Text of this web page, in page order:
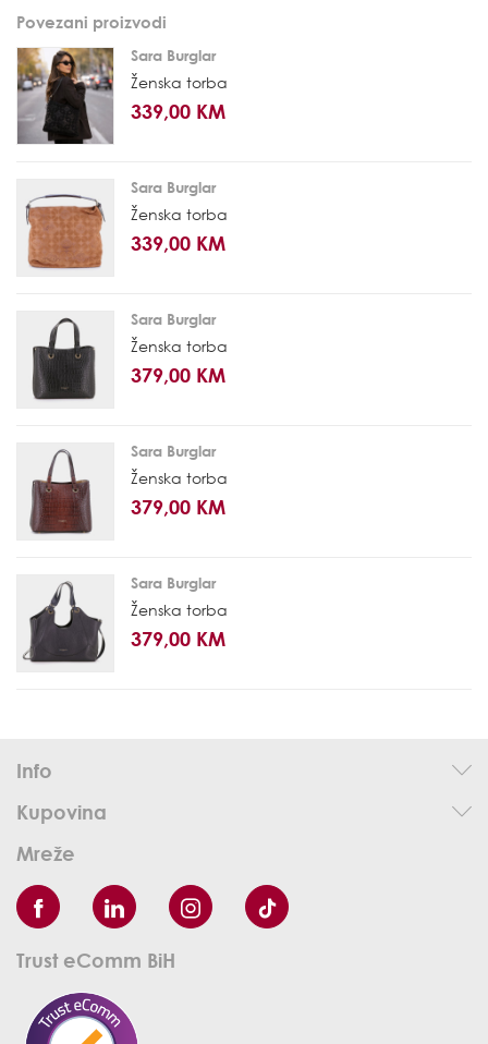
Povezani proizvodi
Sara Burglar
Ženska torba
339,00 KM
Sara Burglar
Ženska torba
339,00 KM
Sara Burglar
Ženska torba
379,00 KM
Sara Burglar
Ženska torba
379,00 KM
Sara Burglar
Ženska torba
379,00 KM
Info
Kupovina
Mreže
Trust eComm BiH